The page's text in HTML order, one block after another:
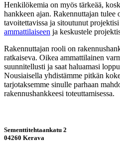
Henkilökemia on myös tärkeää,
hankkeen ajan. Rakennuttajan tulee
tavoitettavissa ja sitoutunut
ammattilaiseen ja keskustele
Rakennuttajan rooli on
ratkaiseva. Oikea ammattilainen
suunnitellusti ja saat haluamasi
Nousiaisella yhdistämme pitkän
tarjotaksemme sinulle parhaan
rakennushankkeesi toteuttamisessa.
Sementtitehtaankatu 2
04260 Kerava